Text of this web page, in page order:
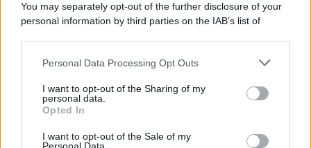
You may separately opt-out of the further disclosure of your
personal information by third parties on the IAB’s list of
This information may also be disclosed by us to third parties
disclose it to other third parties.
Please note that this website/app uses one or more Google
services and may gather and store information including but
Personal Data Processing Opt Outs
I want to opt-out of the Sharing of my
personal data.
Opted In
I want to opt-out of the Sale of my
Covid, picco di casi in Cina: a luglio è
tornato al primo posto tra le infezioni
respiratorie